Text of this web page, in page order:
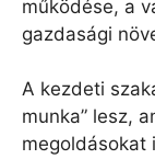
működése, a
gazdasági
A kezdeti
munka” lesz,
megoldásokat